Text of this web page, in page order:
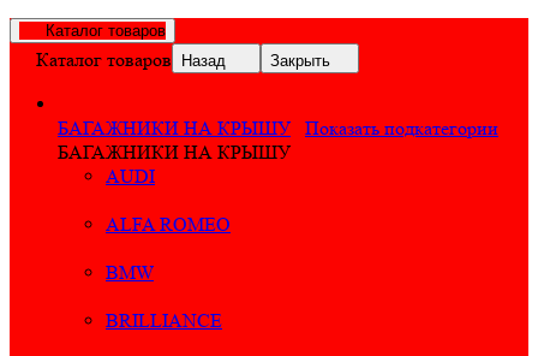
Каталог товаров
Каталог товаров Назад Закрыть
БАГАЖНИКИ НА КРЫШУ
Показать подкатегории
БАГАЖНИКИ НА КРЫШУ
AUDI
ALFA ROMEO
BMW
BRILLIANCE